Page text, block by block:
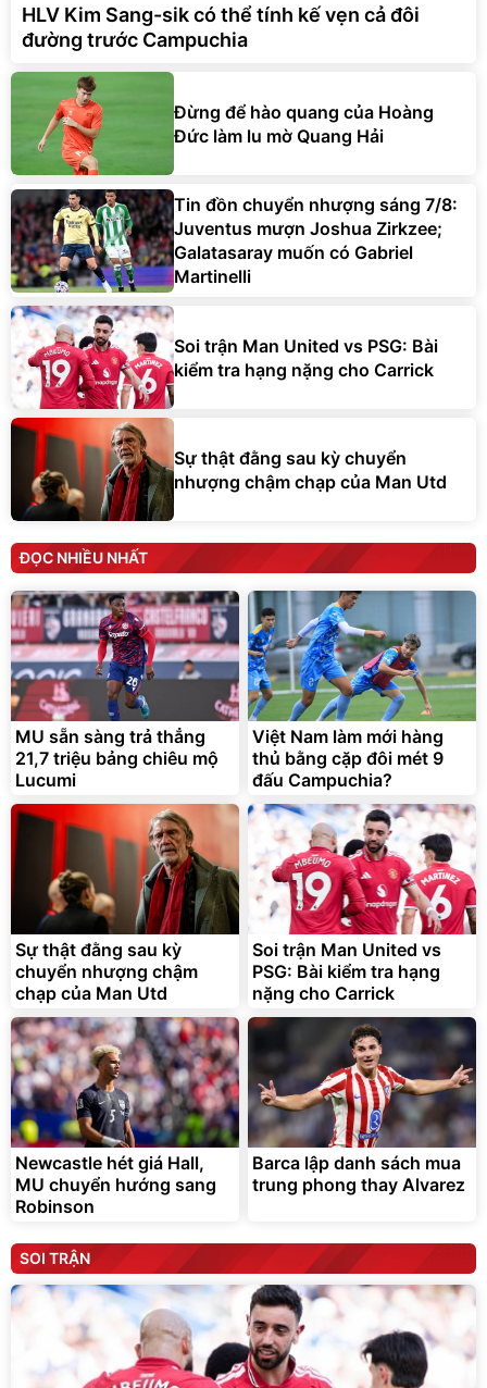
HLV Kim Sang-sik có thể tính kế vẹn cả đôi
đường trước Campuchia
Đừng để hào quang của Hoàng
Đức làm lu mờ Quang Hải
Tin đồn chuyển nhượng sáng 7/8:
Juventus mượn Joshua Zirkzee;
Galatasaray muốn có Gabriel
Martinelli
Soi trận Man United vs PSG: Bài
kiểm tra hạng nặng cho Carrick
Sự thật đằng sau kỳ chuyển
nhượng chậm chạp của Man Utd
ĐỌC NHIỀU NHẤT
MU sẵn sàng trả thẳng
21,7 triệu bảng chiêu mộ
Lucumi
Việt Nam làm mới hàng
thủ bằng cặp đôi mét 9
đấu Campuchia?
Sự thật đằng sau kỳ
chuyển nhượng chậm
chạp của Man Utd
Soi trận Man United vs
PSG: Bài kiểm tra hạng
nặng cho Carrick
Newcastle hét giá Hall,
MU chuyển hướng sang
Robinson
Barca lập danh sách mua
trung phong thay Alvarez
SOI TRẬN